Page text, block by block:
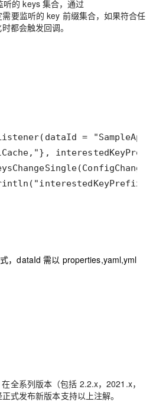
的 keys 集合，通过
要监听的 key 前缀集合，如果符合任
都会触发回调。
，dataId 需以 properties,yaml,yml
全系列版本（包括 2.2.x，2021.x，
式发布新版本支持以上注解。